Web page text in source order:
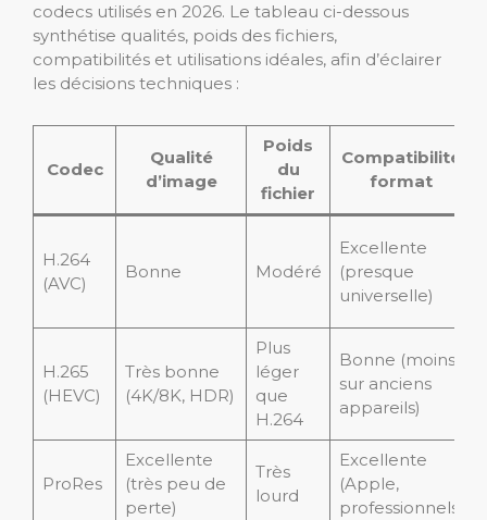
codecs utilisés en 2026. Le tableau ci-dessous
synthétise qualités, poids des fichiers,
compatibilités et utilisations idéales, afin d’éclairer
les décisions techniques :
Codec
Qualité
d’image
Poids
du
fichier
Compatibilité
format
H.264
(AVC)
Bonne Modéré
Excellente
(presque
universelle)
H.265
(HEVC)
Très bonne
(4K/8K, HDR)
Plus
léger
que
H.264
Bonne (moins
sur anciens
appareils)
ProRes
Excellente
(très peu de
perte)
Très
lourd
Excellente
(Apple,
professionnels)